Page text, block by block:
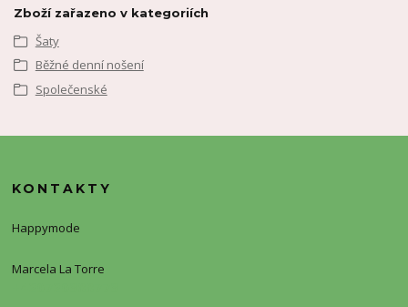
Zboží zařazeno v kategoriích
Šaty
Běžné denní nošení
Společenské
KONTAKTY
Happymode
Marcela La Torre